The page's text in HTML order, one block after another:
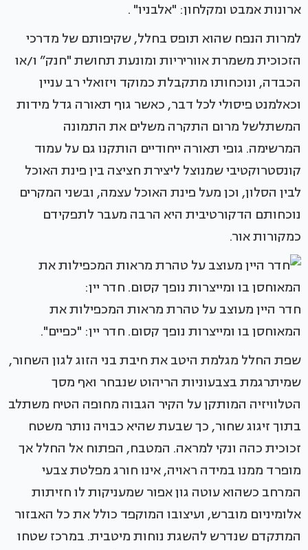
ארונות אמבט ומקלחון: "אלבניו" .
למרות הנפח שהוא תופס בחלל, שקיפותם של מדרכי
הזכוכית משמרת אווריריות ומונעת תחושת "חנק” ו/או
הכבדה, ונוכחותו מתקבלת כמוקד ויזואלי רב עניין
וכאלמנט פיסולי לכל דבר, כאשר גוף תאורה גדל מידות
המשתלשל מרום התקרה משלים את התמונה
המרשימה. גופי תאורה ייחודיים הותקנו גם על עמוד
קונסטרוקטיבי שמנוצל ליצירת חציצה בין פינת האוכל
לבין הסלון, וכן מעל פינת האוכל עצמה, ובשני המקרים
נוכחותם הדקורטיבית היא הרבה מעבר לתפקידם
כמקורות אור.
חדר היין מעוצב על טהרת מראות המכפילות את
המאוחסן בו ומייצרות נופך קסום. חדר יין: "כפיים".
שפת החלל מגלמת היטב את חיבת בני הזוג לגון השחור,
שמיתרגמת בצבעוניות הריהוט שנבחר ואף מסך
הטלוויזיה המותקן על הקיר הגבוה מחופה הטיח משתלב
בתוך זיגוג שחור, כך שבעת שהיא כבויה נותר משטח
זכוכית כהה ונקי למראה. המטבח, הפתוח אל החלל אך
מופרד ממנו במידה ראויה, אינו חורג מפלטת צבעי
המרחב כשהוא עוטה גון אפור שמעניקות לו חזיתות
אלומיניום מוברש, ועיצובו המוקפד כולל את כל האבזור
המתקדם שנדרש להשגת נוחות מיטבית. במרכז שטחו